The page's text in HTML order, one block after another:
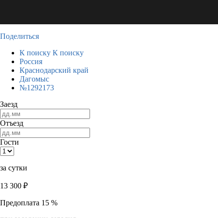
Поделиться
К поиску К поиску
Россия
Краснодарский край
Дагомыс
№1292173
Заезд
Отъезд
Гости
за сутки
13 300 ₽
Предоплата 15 %